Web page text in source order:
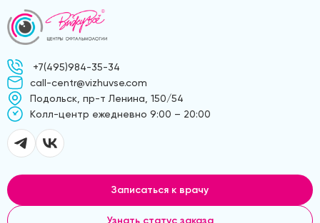
+7(495)984-35-34
call-centr@vizhuvse.com
Подольск, пр-т Ленина, 150/54
Kолл-центр ежедневно 9:00 – 20:00
Записаться к врачу
Узнать статус заказа